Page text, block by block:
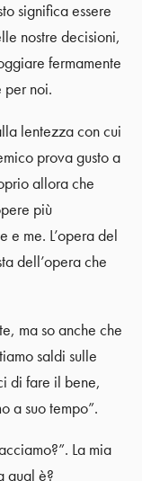
significa essere
nostre decisioni,
fermamente
per noi.
lentezza con cui
prova gusto a
allora che
più
e me. L’opera del
dell’opera che
ma so anche che
saldi sulle
di fare il bene,
a suo tempo”.
La mia
qual è?